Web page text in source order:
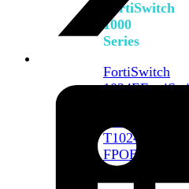
FortiSwitch
1000
Series
FortiSwitch
1024E
T1024F-
FPOE
1048G